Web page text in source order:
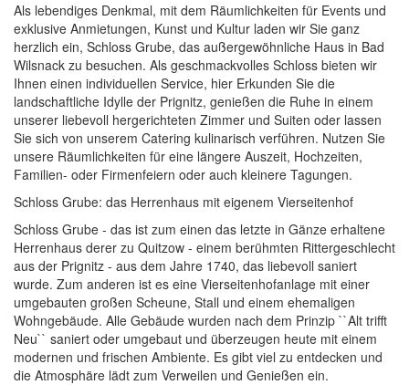
Als lebendiges Denkmal, mit dem Räumlichkeiten für Events und
exklusive Anmietungen, Kunst und Kultur laden wir Sie ganz
herzlich ein, Schloss Grube, das außergewöhnliche Haus in Bad
Wilsnack zu besuchen. Als geschmackvolles Schloss bieten wir
Ihnen einen individuellen Service, hier Erkunden Sie die
landschaftliche Idylle der Prignitz, genießen die Ruhe in einem
unserer liebevoll hergerichteten Zimmer und Suiten oder lassen
Sie sich von unserem Catering kulinarisch verführen. Nutzen Sie
unsere Räumlichkeiten für eine längere Auszeit, Hochzeiten,
Familien- oder Firmenfeiern oder auch kleinere Tagungen.
Schloss Grube: das Herrenhaus mit eigenem Vierseitenhof
Schloss Grube - das ist zum einen das letzte in Gänze erhaltene
Herrenhaus derer zu Quitzow - einem berühmten Rittergeschlecht
aus der Prignitz - aus dem Jahre 1740, das liebevoll saniert
wurde. Zum anderen ist es eine Vierseitenhofanlage mit einer
umgebauten großen Scheune, Stall und einem ehemaligen
Wohngebäude. Alle Gebäude wurden nach dem Prinzip ``Alt trifft
Neu`` saniert oder umgebaut und überzeugen heute mit einem
modernen und frischen Ambiente. Es gibt viel zu entdecken und
die Atmosphäre lädt zum Verweilen und Genießen ein.